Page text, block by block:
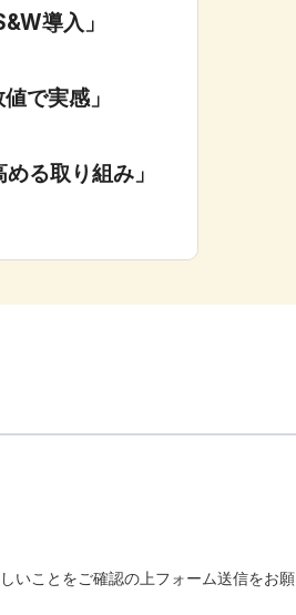
導入」
で実感」
る取り組み」
いことをご確認の上フォーム送信をお願